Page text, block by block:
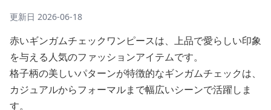
更新日 2026-06-18
赤いギンガムチェックワンピースは、上品で愛らしい印象
を与える人気のファッションアイテムです。
格子柄の美しいパターンが特徴的なギンガムチェックは、
カジュアルからフォーマルまで幅広いシーンで活躍しま
す。